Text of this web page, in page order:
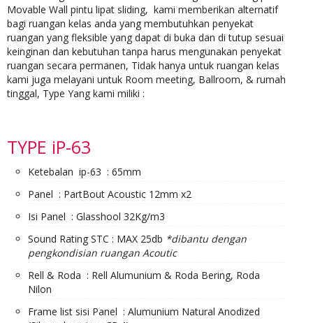
Movable Wall pintu lipat sliding, kami memberikan alternatif
bagi ruangan kelas anda yang membutuhkan penyekat
ruangan yang fleksible yang dapat di buka dan di tutup sesuai
keinginan dan kebutuhan tanpa harus mengunakan penyekat
ruangan secara permanen, Tidak hanya untuk ruangan kelas
kami juga melayani untuk Room meeting, Ballroom, & rumah
tinggal, Type Yang kami miliki :
TYPE iP-63
Ketebalan ip-63 : 65mm
Panel : PartBout Acoustic 12mm x2
Isi Panel : Glasshool 32Kg/m3
Sound Rating STC : MAX 25db *dibantu dengan
pengkondisian ruangan Acoutic
Rell & Roda : Rell Alumunium & Roda Bering, Roda
Nilon
Frame list sisi Panel : Alumunium Natural Anodized